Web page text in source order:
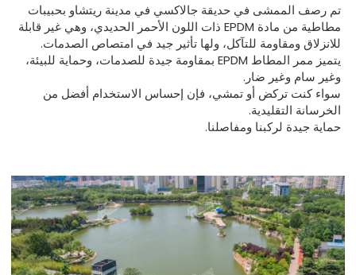
تم رصف الممشى في حديقة جالاكسي في مدينة ريتشاو بحبيبات
مطاطية من مادة EPDM ذات اللون الأحمر الحديدي، وهي غير قابلة
للانزلاق ومقاومة للتآكل، ولها تأثير جيد في امتصاص الصدمات.
يتميز ممر المطاط EPDM بمقاومة جيدة للصدمات، وحماية للبيئة،
وغير سام وغير ضار.
سواء كنت تركض أو تمشي، فإن إحساس الاستخدام أفضل من
الخرسانة التقليدية.
حماية جيدة لركبنا ومفاصلنا.